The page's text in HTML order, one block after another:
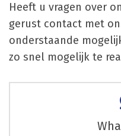
Heeft u vragen over
gerust contact met
onderstaande
zo snel mogelijk te